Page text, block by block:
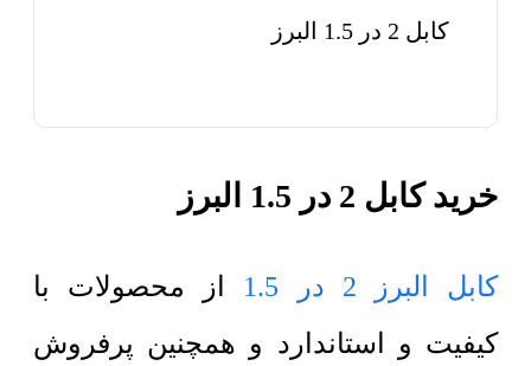
کابل 2 در 1.5 البرز
خرید کابل 2 در 1.5 البرز
کابل البرز 2 در 1.5
از محصولات با
کیفیت و استاندارد و همچنین پرفروش